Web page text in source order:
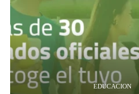
EDUCACION